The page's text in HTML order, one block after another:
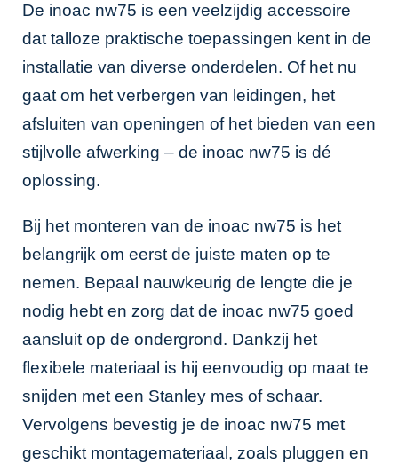
De inoac nw75 is een veelzijdig accessoire
dat talloze praktische toepassingen kent in de
installatie van diverse onderdelen. Of het nu
gaat om het verbergen van leidingen, het
afsluiten van openingen of het bieden van een
stijlvolle afwerking – de inoac nw75 is dé
oplossing.
Bij het monteren van de inoac nw75 is het
belangrijk om eerst de juiste maten op te
nemen. Bepaal nauwkeurig de lengte die je
nodig hebt en zorg dat de inoac nw75 goed
aansluit op de ondergrond. Dankzij het
flexibele materiaal is hij eenvoudig op maat te
snijden met een Stanley mes of schaar.
Vervolgens bevestig je de inoac nw75 met
geschikt montagemateriaal, zoals pluggen en